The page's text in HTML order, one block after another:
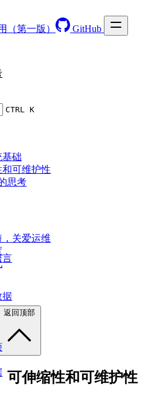
（第一版）
GitHub
CTRL K
础
可维护性
思考
言
据
关爱运维
返回顶部
可伸缩性和可维护性